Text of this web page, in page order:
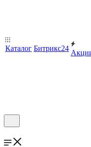
Каталог Битрикс24